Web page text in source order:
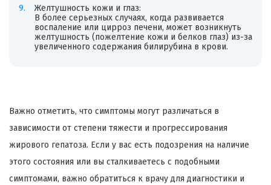
Желтушность кожи и глаз:
В более серьезных случаях, когда развивается
воспаление или цирроз печени, может возникнуть
желтушность (пожелтение кожи и белков глаз) из-за
увеличенного содержания билирубина в крови.
Важно отметить, что симптомы могут различаться в
зависимости от степени тяжести и прогрессирования
жирового гепатоза. Если у вас есть подозрения на наличие
этого состояния или вы сталкиваетесь с подобными
симптомами, важно обратиться к врачу для диагностики и